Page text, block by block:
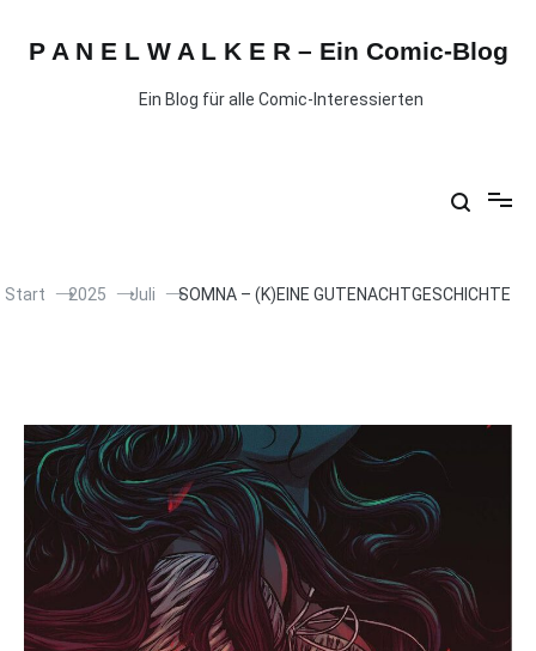
P A N E L W A L K E R – Ein Comic-Blog
Ein Blog für alle Comic-Interessierten
Start 2025 Juli SOMNA – (K)EINE GUTENACHTGESCHICHTE